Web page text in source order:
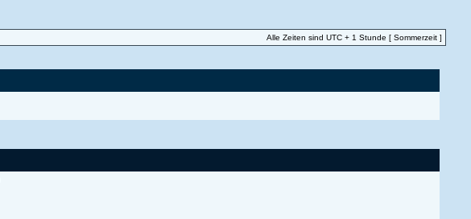
Alle Zeiten sind UTC + 1 Stunde [ Sommerzeit ]